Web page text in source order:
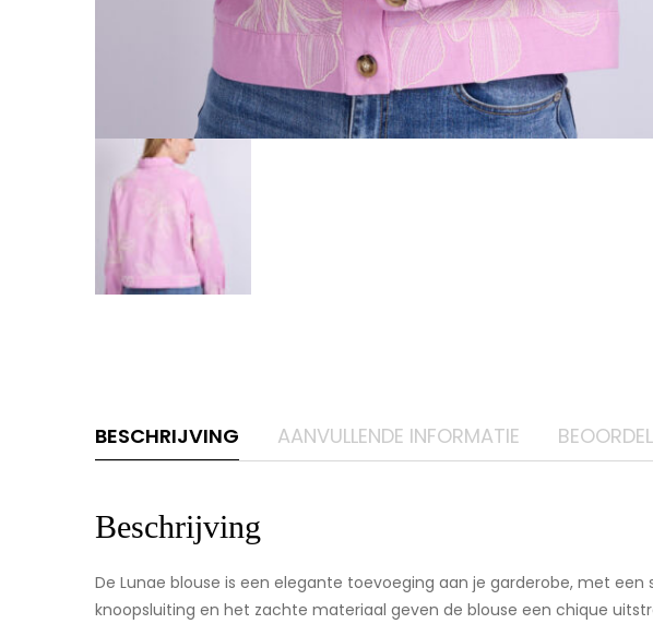
BESCHRIJVING AANVULLENDE INFORMATIE
Beschrijving
De Lunae blouse is een elegante toevoeging aan je garderobe, met
knoopsluiting en het zachte materiaal geven de blouse een chique